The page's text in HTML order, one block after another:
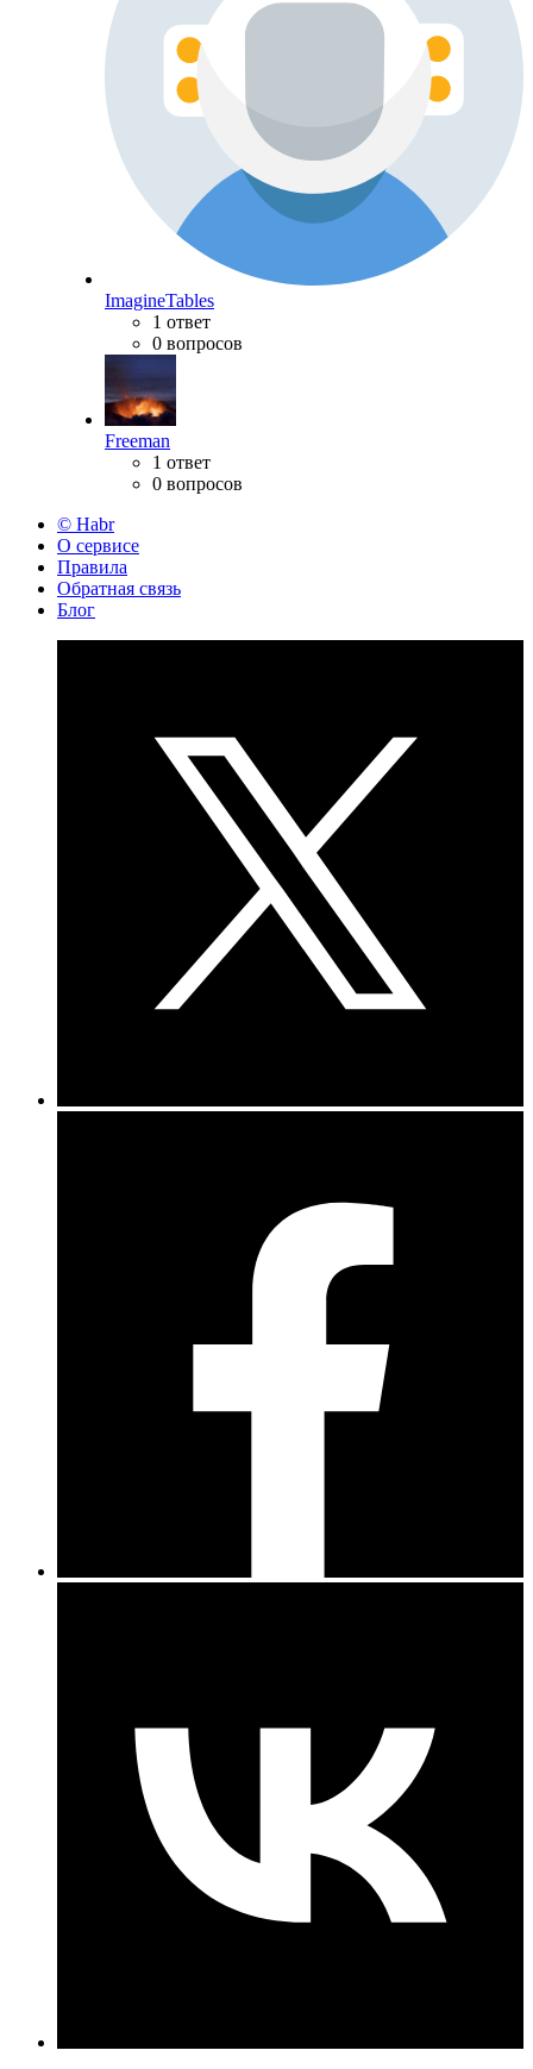
ImagineTables
1 ответ
0 вопросов
Freeman
1 ответ
0 вопросов
© Habr
О сервисе
Правила
Обратная связь
Блог